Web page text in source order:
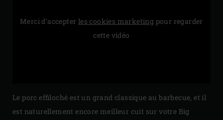
Merci d'accepter les cookies marketing pour regarder
cette vidéo
Le porc effiloché est un grand classique au barbecue, et il
est naturellement encore meilleur cuit sur votre Big